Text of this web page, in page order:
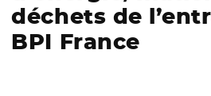
déchets de
BPI France